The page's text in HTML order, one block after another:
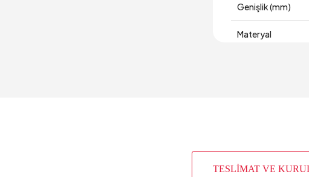
Genişlik (mm)
Materyal
TESLİMAT VE